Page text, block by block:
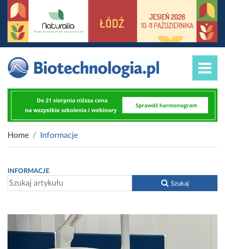
Home Informacje
INFORMACJE
Szukaj